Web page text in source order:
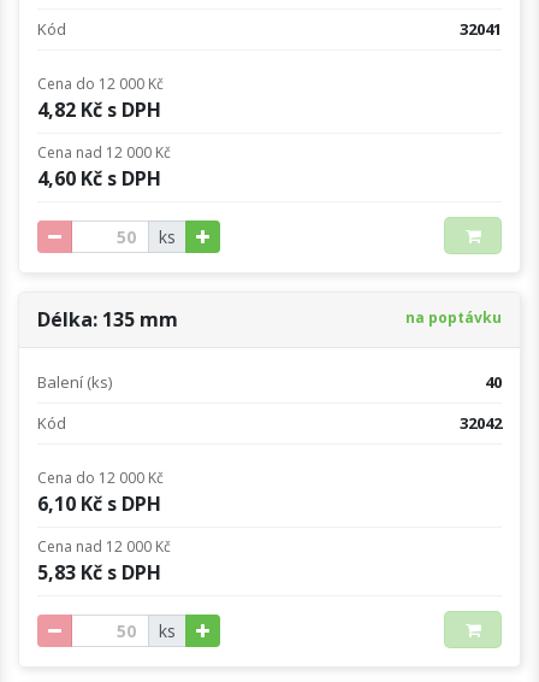
Kód
32041
Cena do 12 000 Kč
4,82 Kč s DPH
Cena nad 12 000 Kč
4,60 Kč s DPH
ks
Délka: 135 mm na poptávku
Balení (ks)
40
Kód
32042
Cena do 12 000 Kč
6,10 Kč s DPH
Cena nad 12 000 Kč
5,83 Kč s DPH
ks